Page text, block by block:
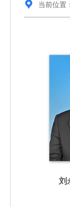
当前位置：
刘